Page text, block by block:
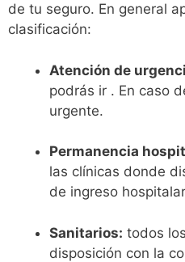
de tu seguro. En general
clasificación:
Atención de
podrás ir . En caso
urgente.
Permanencia
las clínicas donde
de ingreso
Sanitarios: todos
disposición con la